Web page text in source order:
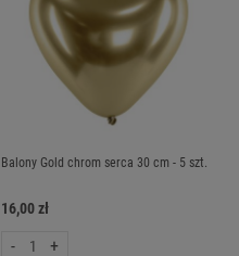
Balony Gold chrom serca 30 cm - 5 szt.
16,00 zł
- +